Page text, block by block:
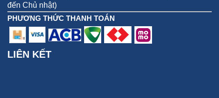
đến Chủ nhật)
PHƯƠNG THỨC THANH TOÁN
LIÊN KẾT